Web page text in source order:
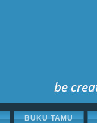
BUKU TAMU